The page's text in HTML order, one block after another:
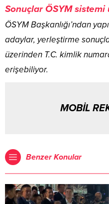
Sonuçlar ÖSYM sistemi
ÖSYM Başkanlığı’ndan
adaylar, yerleştirme
üzerinden T.C. kimlik
erişebiliyor.
MOBİL
Benzer Konular